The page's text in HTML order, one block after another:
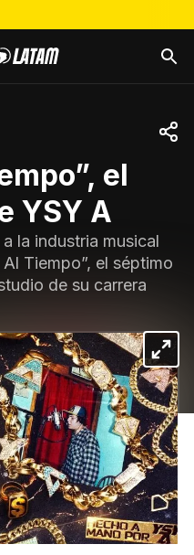
el
YSY A
la industria musical
Tiempo”, el séptimo
de su carrera